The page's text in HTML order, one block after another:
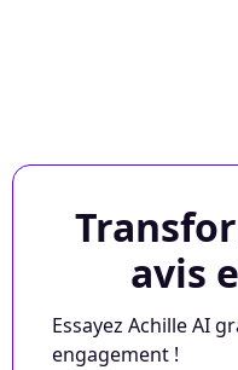
avis
Essayez Achille AI
engagement !